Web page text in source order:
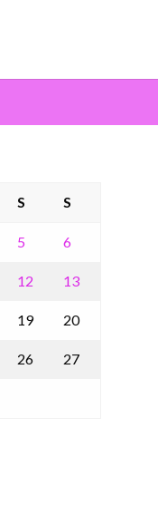
S S
5 6
12 13
19 20
26 27